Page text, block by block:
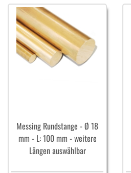
Messing Rundstange - Ø 18
mm - L: 100 mm - weitere
Längen auswählbar